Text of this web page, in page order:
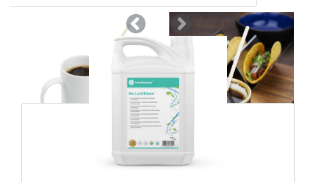
PrécedentSuivant